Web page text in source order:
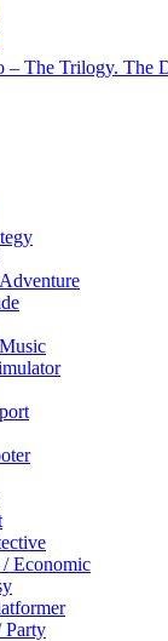
– The Trilogy. The
Economic
Party